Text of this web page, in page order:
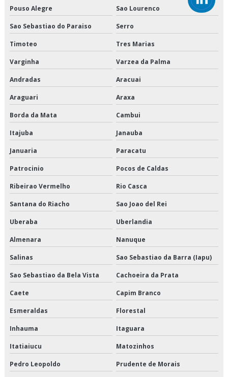
Empresa de transporte dedicado de alimentos
Empresa de transporte fracionado de alimentos perecíveis
Empresa de transporte interestadual
Empresa de transporte nordeste
Empresa que transporta produtos congelados
Empresa que transporta produtos refrigerados
Empresa transportadora de alimentos
Empresa transportadora de mercadorias
Empresas de armazenagem e logística em sp
Empresas de cross docking
Empresas de logística de alimentos
Empresas de logística e armazenagem
Empresas de logística refrigerada
Empresas que fazem cross docking
Empresas que fazem transporte de mercadorias
Pouso Alegre Sao Lourenco
Sao Sebastiao do Paraiso Serro
Timoteo Tres Marias
Varginha Varzea da Palma
Andradas Aracuai
Araguari Araxa
Borda da Mata Cambui
Itajuba Janauba
Januaria Paracatu
Patrocinio Pocos de Caldas
Ribeirao Vermelho Rio Casca
Santana do Riacho Sao Joao del Rei
Uberaba Uberlandia
Almenara Nanuque
Salinas Sao Sebastiao da Barra (Iapu)
Sao Sebastiao da Bela Vista Cachoeira da Prata
Caete Capim Branco
Esmeraldas Florestal
Inhauma Itaguara
Itatiaiucu Matozinhos
Pedro Leopoldo Prudente de Morais